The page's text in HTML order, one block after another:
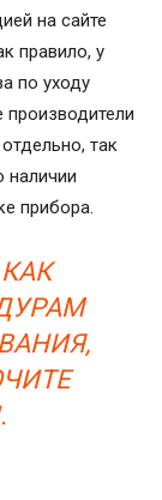
на сайте
правило, у
по уходу
производители
так
наличии
прибора.